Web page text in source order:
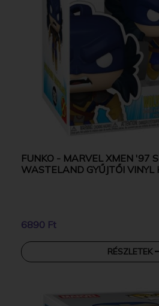
FUNKO - MARVEL XMEN '97
WASTELAND GYŰJTŐI VINYL
6890 Ft
RÉSZLETEK